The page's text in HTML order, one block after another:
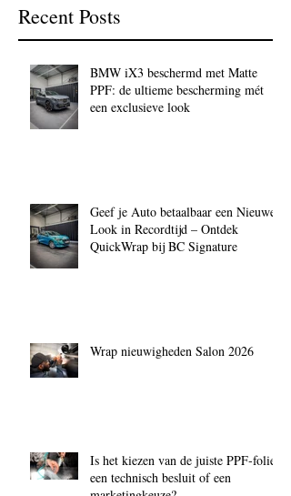
Recent Posts
BMW iX3 beschermd met Matte
PPF: de ultieme bescherming mét
een exclusieve look
Geef je Auto betaalbaar een Nieuwe
Look in Recordtijd – Ontdek
QuickWrap bij BC Signature
Wrap nieuwigheden Salon 2026
Is het kiezen van de juiste PPF‑folie
een technisch besluit of een